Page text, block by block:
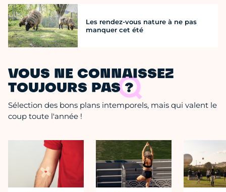
Les rendez-vous nature à ne pas
manquer cet été
VOUS NE CONNAISSEZ
TOUJOURS PAS ?
Sélection des bons plans intemporels, mais qui valent le
coup toute l'année !